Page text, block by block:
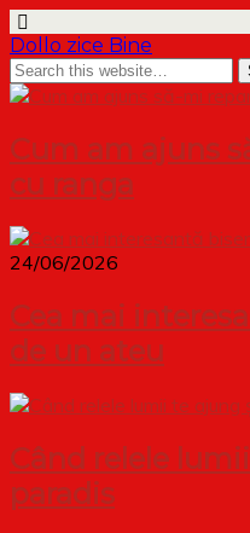
Dollo zice Bine
Cum am ajuns
cu ranga
24/06/2026
Cea mai
de un ateu
Când relele
paradis